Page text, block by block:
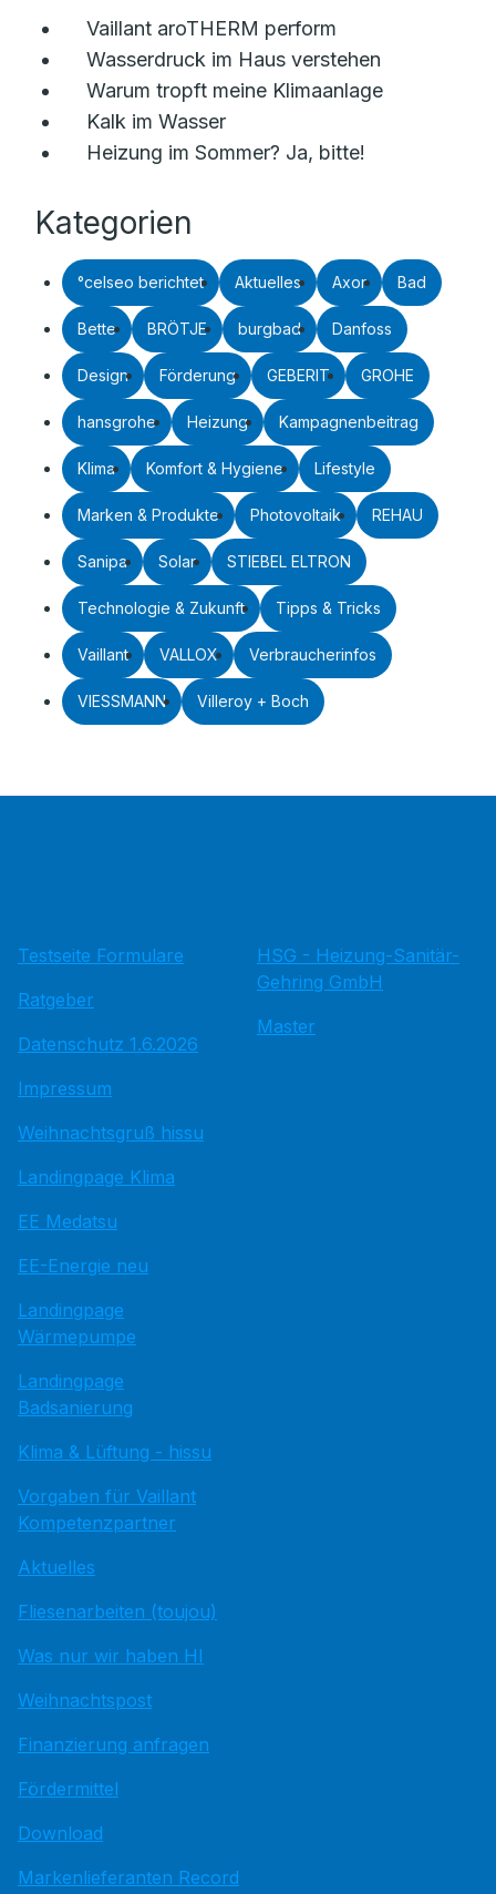
Vaillant aroTHERM perform
Wasserdruck im Haus verstehen
Warum tropft meine Klimaanlage
Kalk im Wasser
Heizung im Sommer? Ja, bitte!
Kategorien
°celseo berichtet Aktuelles Axor Bad
Bette BRÖTJE burgbad Danfoss
Design Förderung GEBERIT GROHE
hansgrohe Heizung Kampagnenbeitrag
Klima Komfort & Hygiene Lifestyle
Marken & Produkte Photovoltaik REHAU
Sanipa Solar STIEBEL ELTRON
Technologie & Zukunft Tipps & Tricks
Vaillant VALLOX Verbraucherinfos
VIESSMANN Villeroy + Boch
Testseite Formulare
Ratgeber
Datenschutz 1.6.2026
Impressum
Weihnachtsgruß hissu
Landingpage Klima
EE Medatsu
EE-Energie neu
Landingpage
Wärmepumpe
Landingpage
Badsanierung
Klima & Lüftung - hissu
Vorgaben für Vaillant
Kompetenzpartner
Aktuelles
Fliesenarbeiten (toujou)
Was nur wir haben HI
Weihnachtspost
Finanzierung anfragen
Fördermittel
Download
Markenlieferanten Record
HSG - Heizung-Sanitär-
Gehring GmbH
Master